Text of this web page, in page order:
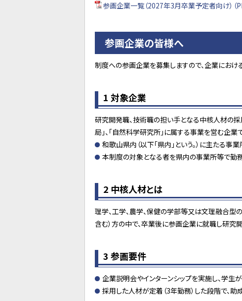
参画企業一覧（2027年3月卒業予定者向け）（
参画企業の皆様へ
制度への参画企業を募集しますので、企業におけ
1 対象企業
研究開発職、技術職の担い手となる中核人材の採用を
局」、「自然科学研究所」に属する事業を営む企
和歌山県内（以下「県内」という。）に主たる事
本制度の対象となる者を県内の事業所等で勤
2 中核人材とは
理学、工学、農学、保健の学部等又は文理融合
含む）方の中で、卒業後に参画企業に就職し研
3 参画要件
企業説明会やインターンシップを実施し、学
採用した人材が定着（3年勤務）した段階で、